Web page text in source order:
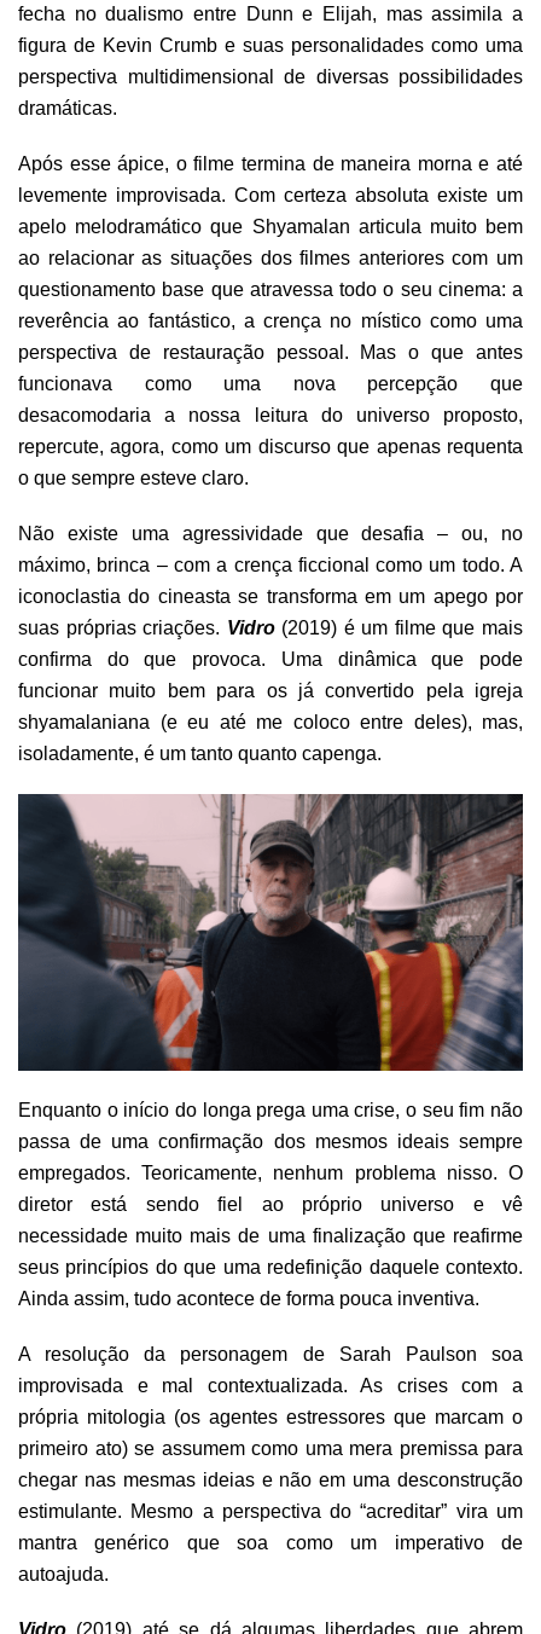
fecha no dualismo entre Dunn e Elijah, mas assimila a
figura de Kevin Crumb e suas personalidades como uma
perspectiva multidimensional de diversas possibilidades
dramáticas.
Após esse ápice, o filme termina de maneira morna e até
levemente improvisada. Com certeza absoluta existe um
apelo melodramático que Shyamalan articula muito bem
ao relacionar as situações dos filmes anteriores com um
questionamento base que atravessa todo o seu cinema: a
reverência ao fantástico, a crença no místico como uma
perspectiva de restauração pessoal. Mas o que antes
funcionava como uma nova percepção que
desacomodaria a nossa leitura do universo proposto,
repercute, agora, como um discurso que apenas requenta
o que sempre esteve claro.
Não existe uma agressividade que desafia – ou, no
máximo, brinca – com a crença ficcional como um todo. A
iconoclastia do cineasta se transforma em um apego por
suas próprias criações. Vidro(2019) é um filme que mais
confirma do que provoca. Uma dinâmica que pode
funcionar muito bem para os já convertido pela igreja
shyamalaniana (e eu até me coloco entre deles), mas,
isoladamente, é um tanto quanto capenga.
Enquanto o início do longa prega uma crise, o seu fim não
passa de uma confirmação dos mesmos ideais sempre
empregados. Teoricamente, nenhum problema nisso. O
diretor está sendo fiel ao próprio universo e vê
necessidade muito mais de uma finalização que reafirme
seus princípios do que uma redefinição daquele contexto.
Ainda assim, tudo acontece de forma pouca inventiva.
A resolução da personagem de Sarah Paulson soa
improvisada e mal contextualizada. As crises com a
própria mitologia (os agentes estressores que marcam o
primeiro ato) se assumem como uma mera premissa para
chegar nas mesmas ideias e não em uma desconstrução
estimulante. Mesmo a perspectiva do “acreditar” vira um
mantra genérico que soa como um imperativo de
autoajuda.
Vidro (2019) até se dá algumas liberdades que abrem